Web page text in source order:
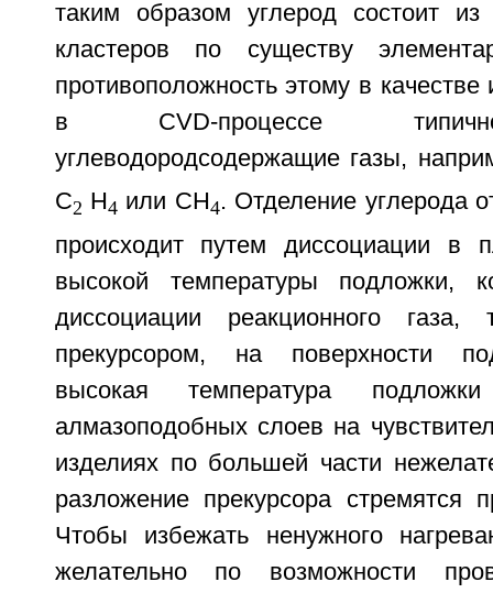
таким образом углерод состоит
кластеров по существу
противоположность этому в качестве
в CVD-процессе
углеводородсодержащие газы,
С2 Н4 или СН4. Отделение углерода
происходит путем диссоциации в
высокой температуры подложки,
диссоциации реакционного газа,
прекурсором, на поверхности
высокая температура
алмазоподобных слоев на
изделиях по большей части
разложение прекурсора стремятся
Чтобы избежать ненужного
желательно по возможности